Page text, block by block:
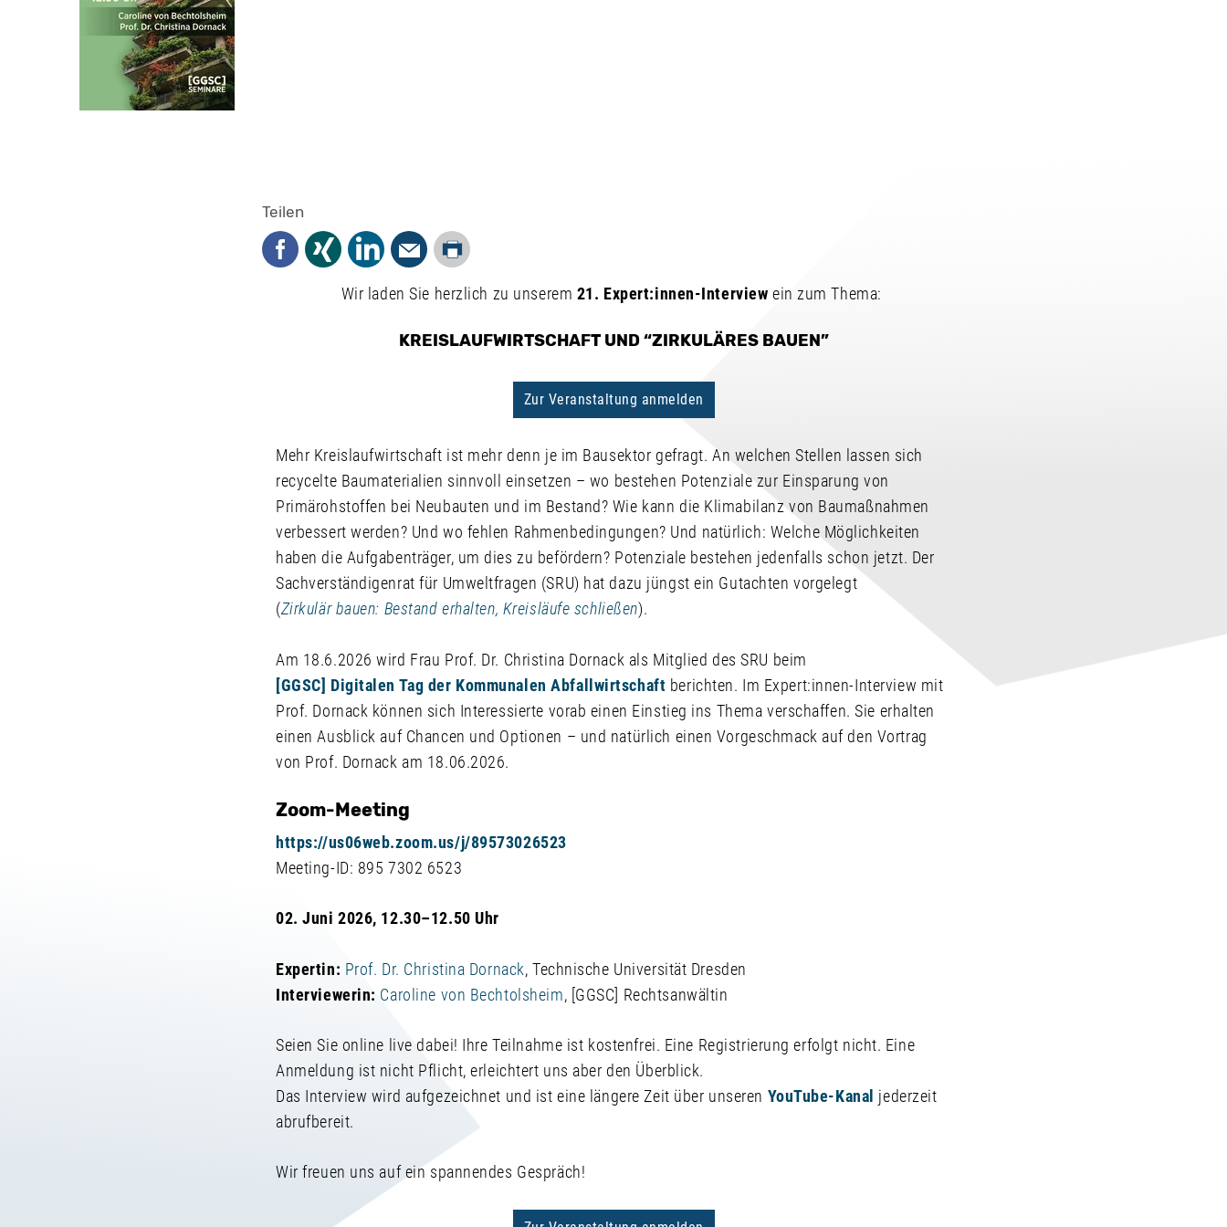
Teilen
Facebook
Xing LinkedInMail
Drucken
Wir laden Sie herzlich zu unserem 21. Expert:innen-Interview ein zum Thema:
KREISLAUFWIRTSCHAFT UND “ZIRKULÄRES BAUEN”
Zur Veranstaltung anmelden
Mehr Kreislaufwirtschaft ist mehr denn je im Bausektor gefragt. An welchen Stellen lassen sich
recycelte Baumaterialien sinnvoll einsetzen – wo bestehen Potenziale zur Einsparung von
Primärohstoffen bei Neubauten und im Bestand? Wie kann die Klimabilanz von Baumaßnahmen
verbessert werden? Und wo fehlen Rahmenbedingungen? Und natürlich: Welche Möglichkeiten
haben die Aufgabenträger, um dies zu befördern? Potenziale bestehen jedenfalls schon jetzt. Der
Sachverständigenrat für Umweltfragen (SRU) hat dazu jüngst ein Gutachten vorgelegt
(Zirkulär bauen: Bestand erhalten, Kreisläufe schließen).
Am 18.6.2026 wird Frau Prof. Dr. Christina Dornack als Mitglied des SRU beim
[GGSC] Digitalen Tag der Kommunalen Abfallwirtschaft berichten. Im Expert:innen-Interview mit
Prof. Dornack können sich Interessierte vorab einen Einstieg ins Thema verschaffen. Sie erhalten
einen Ausblick auf Chancen und Optionen – und natürlich einen Vorgeschmack auf den Vortrag
von Prof. Dornack am 18.06.2026.
Zoom-Meeting
https://us06web.zoom.us/j/89573026523
Meeting-ID: 895 7302 6523
02. Juni 2026, 12.30–12.50 Uhr
Expertin: Prof. Dr. Christina Dornack, Technische Universität Dresden
Interviewerin: Caroline von Bechtolsheim, [GGSC] Rechtsanwältin
Seien Sie online live dabei! Ihre Teilnahme ist kostenfrei. Eine Registrierung erfolgt nicht. Eine
Anmeldung ist nicht Pflicht, erleichtert uns aber den Überblick.
Das Interview wird aufgezeichnet und ist eine längere Zeit über unseren YouTube-Kanal jederzeit
abrufbereit.
Wir freuen uns auf ein spannendes Gespräch!